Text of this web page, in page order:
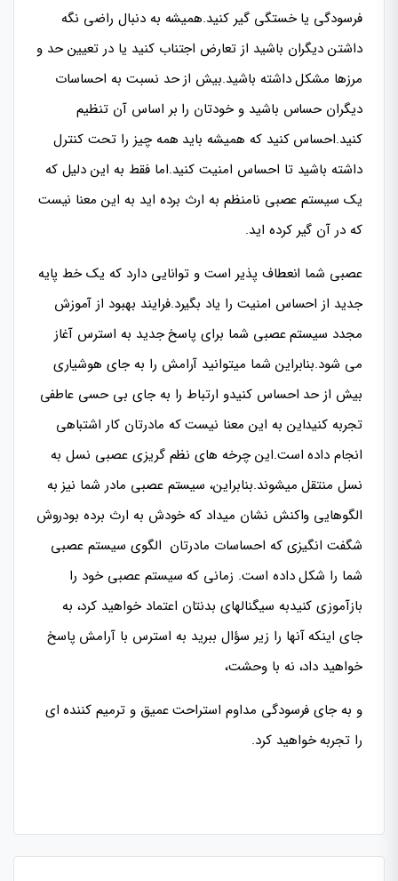
فرسودگی یا خستگی گیر کنید.همیشه به دنبال راضی نگه
داشتن دیگران باشید از تعارض اجتناب کنید یا در تعیین حد و
مرزها مشکل داشته باشید.بیش از حد نسبت به احساسات
دیگران حساس باشید و خودتان را بر اساس آن تنظیم
کنید.احساس کنید که همیشه باید همه چیز را تحت کنترل
داشته باشید تا احساس امنیت کنید.اما فقط به این دلیل که
یک سیستم عصبی نامنظم به ارث برده اید به این معنا نیست
که در آن گیر کرده اید.
عصبى شما انعطاف پذیر است و توانایی دارد که یک خط پایه
جدید از احساس امنیت را یاد بگیرد.فرایند بهبود از آموزش
مجدد سیستم عصبی شما برای پاسخ جدید به استرس آغاز
می شود.بنابراین شما میتوانید آرامش را به جای هوشیاری
بیش از حد احساس کنیدو ارتباط را به جای بی حسی عاطفی
تجربه کنیداین به این معنا نیست که مادرتان کار اشتباهی
انجام داده است.این چرخه های نظم گریزی عصبی نسل به
نسل منتقل میشوند.بنابراین، سیستم عصبی مادر شما نیز به
الگوهایی واکنش نشان میداد که خودش به ارث برده بودروش
شگفت انگیزی که احساسات مادرتان الگوی سیستم عصبی
شما را شکل داده است. زمانی که سیستم عصبی خود را
بازآموزی کنیدبه سیگنالهای بدنتان اعتماد خواهید کرد، به
جای اینکه آنها را زیر سؤال ببرید به استرس با آرامش پاسخ
خواهید داد، نه با وحشت،
و به جای فرسودگی مداوم استراحت عمیق و ترمیم کننده ای
را تجربه خواهید کرد.